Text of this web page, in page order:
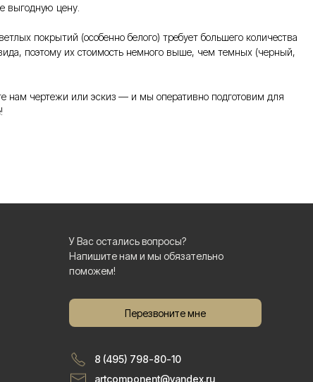
выгодную цену.
покрытий (особенно белого) требует большего количества
поэтому их стоимость немного выше, чем темных (черный,
нам чертежи или эскиз — и мы оперативно подготовим для
Перезвоните мне
У Вас остались вопросы?
Напишите нам и мы обязательно
поможем!
8 (495) 798-80-10
artcomponent@yandex.ru